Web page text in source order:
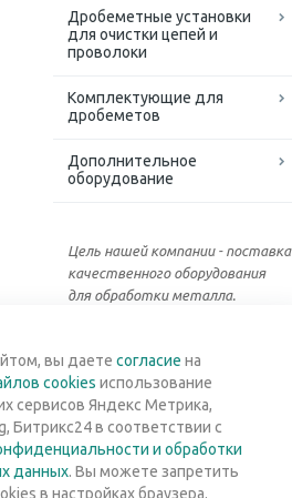
Дробеметные установки
для очистки цепей и
проволоки
Комплектующие для
дробеметов
Дополнительное
оборудование
Цель нашей компании - поставка
качественного оборудования
для обработки металла.
Вернуться к списку
вы даете согласие на
cookies использование
сервисов Яндекс Метрика,
Битрикс24 в соответствии с
и обработки
данных. Вы можете запретить
в настройках браузера.